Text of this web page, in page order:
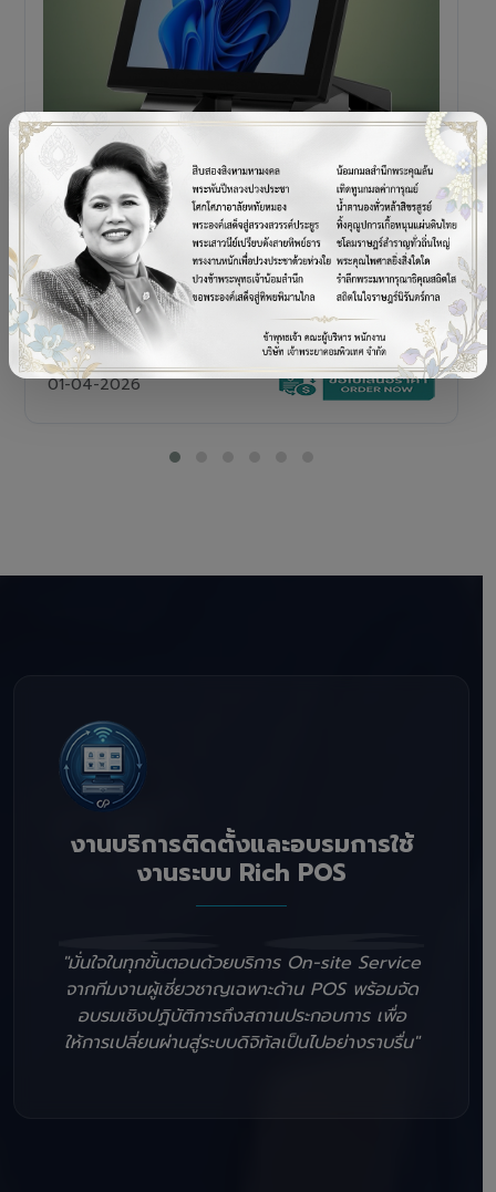
POS TERMINAL
SENOR V+5s
เครื่อง POS All-in-One Touch Screen ดีไซน์พรีเมียม
01-04-2026
งานบริการติดตั้งและอบรมการใช้
งานระบบ Rich POS
"มั่นใจในทุกขั้นตอนด้วยบริการ On-site Service
จากทีมงานผู้เชี่ยวชาญเฉพาะด้าน POS พร้อมจัด
อบรมเชิงปฏิบัติการถึงสถานประกอบการ เพื่อ
ให้การเปลี่ยนผ่านสู่ระบบดิจิทัลเป็นไปอย่างราบรื่น"